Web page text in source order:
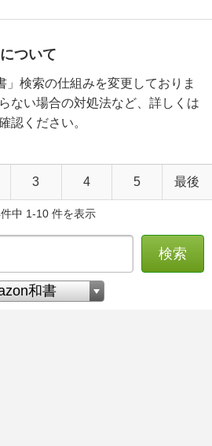
ついて
」検索の仕組みを変更しておりま
ない場合の対処法など、詳しくは
認ください。
3 4 5 最後
中 1-10 件を表示
検索